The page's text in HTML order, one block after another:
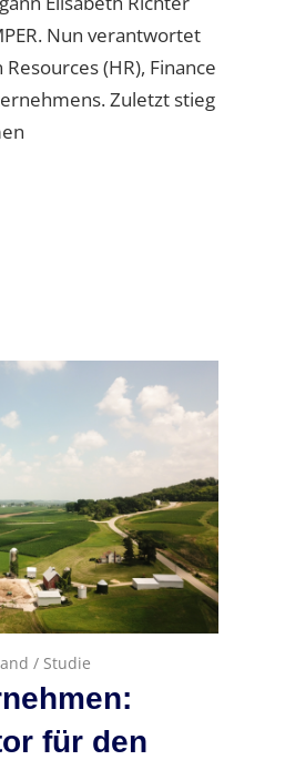
Nun verantwortet
(HR), Finance
Zuletzt stieg
/ Studie
für den